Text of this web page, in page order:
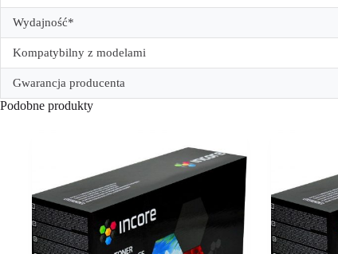
Wydajność*
Kompatybilny z modelami
Gwarancja producenta
Podobne produkty